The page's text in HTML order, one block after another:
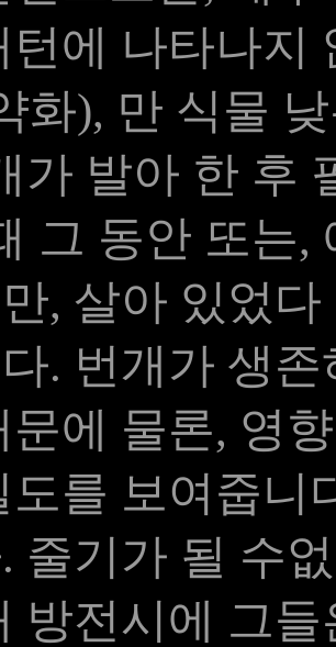
턴에 나타나지
화), 만 식물
가 발아 한 후
그 동안 또는,
, 살아 있었
. 번개가 생
문에 물론, 영
도를 보여줍니
줄기가 될 수
방전시에 그